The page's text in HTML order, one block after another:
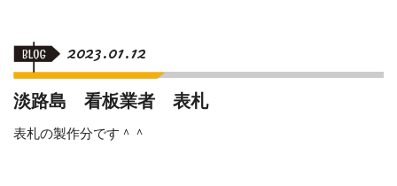
2023.01.12
淡路島 看板業者 表札
表札の製作分です＾＾